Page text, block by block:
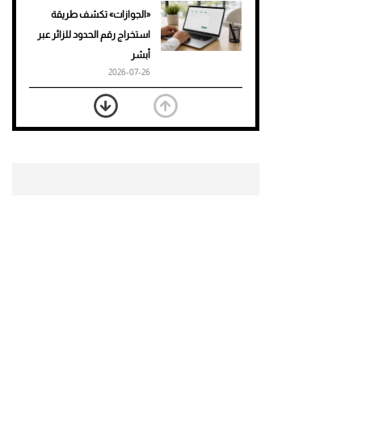
«الجوازات» تكشف طريقة
استخراج رقم الحدود للزائر عبر
أبشر
2026-07-26
بعد 7 أشهر من تعرضه لحادث
مروع.. جوشوا يفوز على برينغا